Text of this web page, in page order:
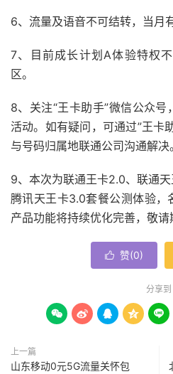
6、流量及语音不可结转，当月
7、目前成长计划A体验特权
区。
8、关注“王卡助手”微信公众
活动。如有疑问，可通过”王卡
与号码归属地联通公司沟通解决。
9、本次为联通王卡2.0、联通
腾讯天王卡3.0套餐公测体验，
产品功能将持续优化完善，敬请
 赞(0)
分享到
    
上一篇
山东移动0元5G流量关怀包